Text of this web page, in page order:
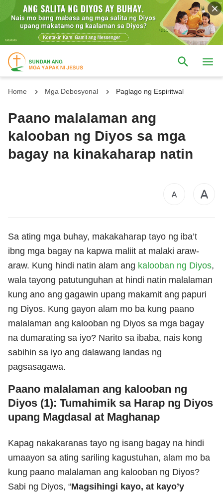
Home Mga Debosyonal Paglago ng Espiritwal
Paano malalaman ang
kalooban ng Diyos sa mga
bagay na kinakaharap natin
Sa ating mga buhay, makakaharap tayo ng iba’t
ibng mga bagay na kapwa maliit at malaki araw-
araw. Kung hindi natin alam ang kalooban ng Diyos,
wala tayong patutunguhan at hindi natin malalaman
kung ano ang gagawin upang makamit ang papuri
ng Diyos. Kung gayon alam mo ba kung paano
malalaman ang kalooban ng Diyos sa mga bagay
na dumarating sa iyo? Narito sa ibaba, nais kong
sabihin sa iyo ang dalawang landas ng
pagsasagawa.
Paano malalaman ang kalooban ng
Diyos (1): Tumahimik sa Harap ng Diyos
upang Magdasal at Maghanap
Kapag nakakaranas tayo ng isang bagay na hindi
umaayon sa ating sariling kagustuhan, alam mo ba
kung paano malalaman ang kalooban ng Diyos?
Sabi ng Diyos, “Magsihingi kayo, at kayo’y